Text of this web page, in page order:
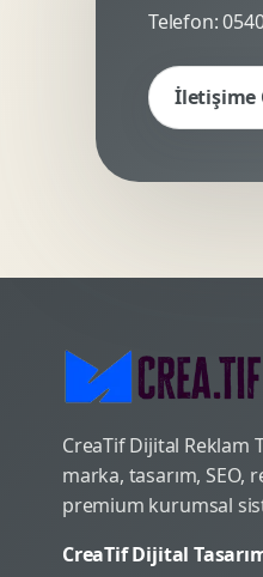
Telefon:
İletişime
CreaTif Dijital Reklam
marka, tasarım, SEO,
premium kurumsal
CreaTif Dijital